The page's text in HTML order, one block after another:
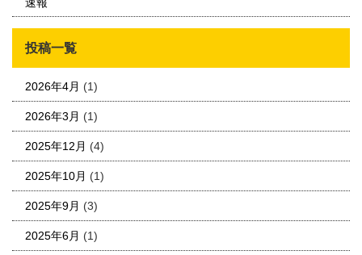
速報
投稿一覧
2026年4月 (1)
2026年3月 (1)
2025年12月 (4)
2025年10月 (1)
2025年9月 (3)
2025年6月 (1)